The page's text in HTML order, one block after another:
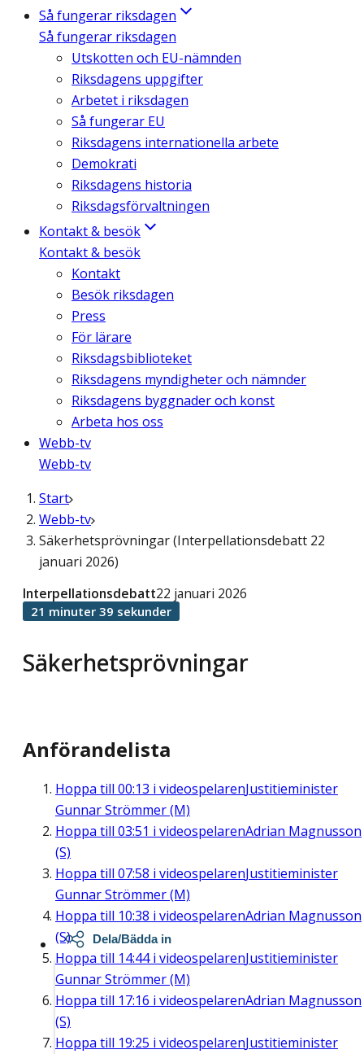
Så fungerar riksdagen
Så fungerar riksdagen
Utskotten och EU-nämnden
Riksdagens uppgifter
Arbetet i riksdagen
Så fungerar EU
Riksdagens internationella arbete
Demokrati
Riksdagens historia
Riksdagsförvaltningen
Kontakt & besök
Kontakt & besök
Kontakt
Besök riksdagen
Press
För lärare
Riksdagsbiblioteket
Riksdagens myndigheter och nämnder
Riksdagens byggnader och konst
Arbeta hos oss
Webb-tv
Webb-tv
Start
Webb-tv
Säkerhetsprövningar (Interpellationsdebatt 22
januari 2026)
Säkerhetsprövningar
Interpellationsdebatt22 januari 2026
21 minuter 39 sekunder
Anförandelista
Hoppa till 00:13 i videospelarenJustitieminister
Gunnar Strömmer (M)
Hoppa till 03:51 i videospelarenAdrian Magnusson
(S)
Hoppa till 07:58 i videospelarenJustitieminister
Gunnar Strömmer (M)
Hoppa till 10:38 i videospelarenAdrian Magnusson
(S)
Hoppa till 14:44i videospelarenJustitieminister
Gunnar Strömmer (M)
Hoppa till 17:16 i videospelarenAdrian Magnusson
(S)
Hoppa till 19:25 i videospelarenJustitieminister
Dela/Bädda in